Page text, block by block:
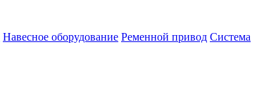
Навесное оборудование Ременной привод Система